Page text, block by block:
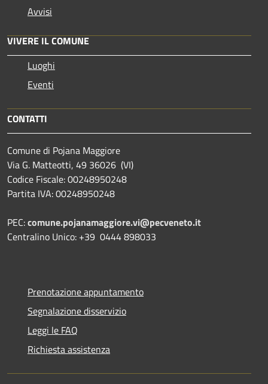
Avvisi
VIVERE IL COMUNE
Luoghi
Eventi
CONTATTI
Comune di Pojana Maggiore
Via G. Matteotti, 49 36026 (VI)
Codice Fiscale: 00248950248
Partita IVA: 00248950248
PEC:comune.pojanamaggiore.vi@pecveneto.it
Centralino Unico: +39 0444 898033
Prenotazione appuntamento
Segnalazione disservizio
Leggi le FAQ
Richiesta assistenza